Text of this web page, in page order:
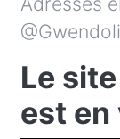
Le
est en